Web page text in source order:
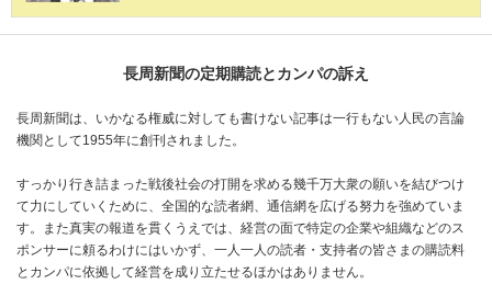
長周新聞の定期購読とカンパの訴え
長周新聞は、いかなる権威に対しても書けない記事は一行もない人民の言論
機関として1955年に創刊されました。
すっかり行き詰まった戦後社会の打開を求める幾千万大衆の願いを結びつけ
て力にしていくために、全国的な読者網、通信網を広げる努力を強めていま
す。また真実の報道を貫くうえでは、経営の面で特定の企業や組織などのス
ポンサーに頼るわけにはいかず、一人一人の読者・支持者の皆さまの購読料
とカンパに依拠して経営を成り立たせるほかはありません。